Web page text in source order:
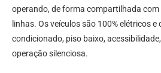
operando, de forma compartilhada com
linhas. Os veículos são 100% elétricos
condicionado, piso baixo,
operação silenciosa.